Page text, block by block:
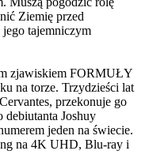
Ziemię przed
tajemniczym
zjawiskiem FORMUŁY
na torze. Trzydzieści lat
przekonuje go
Joshuy
jeden na świecie.
na 4K UHD, Blu-ray i